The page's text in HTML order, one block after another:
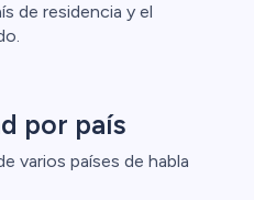
de residencia y el
por país
varios países de habla